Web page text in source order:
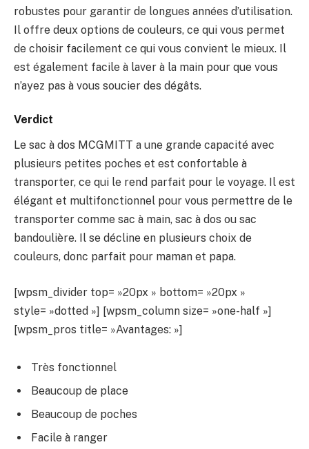
robustes pour garantir de longues années d’utilisation.
Il offre deux options de couleurs, ce qui vous permet
de choisir facilement ce qui vous convient le mieux. Il
est également facile à laver à la main pour que vous
n’ayez pas à vous soucier des dégâts.
Verdict
Le sac à dos MCGMITT a une grande capacité avec
plusieurs petites poches et est confortable à
transporter, ce qui le rend parfait pour le voyage. Il est
élégant et multifonctionnel pour vous permettre de le
transporter comme sac à main, sac à dos ou sac
bandoulière. Il se décline en plusieurs choix de
couleurs, donc parfait pour maman et papa.
[wpsm_divider top= »20px » bottom= »20px »
style= »dotted »] [wpsm_column size= »one-half »]
[wpsm_pros title= »Avantages: »]
Très fonctionnel
Beaucoup de place
Beaucoup de poches
Facile à ranger